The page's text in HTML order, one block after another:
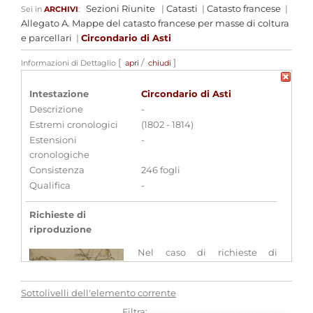
Sei in ARCHIVI: Sezioni Riunite | Catasti | Catasto francese |
Allegato A. Mappe del catasto francese per masse di coltura
e parcellari | Circondario di Asti
Informazioni di Dettaglio [ apri / chiudi ]
Intestazione
Circondario di Asti
Descrizione
-
Estremi cronologici
(1802 - 1814)
Estensioni
cronologiche
-
Consistenza
246 fogli
Qualifica
-
Richieste di
riproduzione
Nel caso di richieste di
compilare il modulo presente
sul sito di questo Istituto
Sottolivelli dell'elemento corrente